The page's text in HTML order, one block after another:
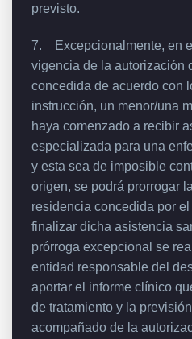
previsto.
7. Excepcionalmente, en
vigencia de la autorización
concedida de acuerdo con
instrucción, un menor/una
haya comenzado a recibir
especializada para una
y esta sea de imposible
origen, se podrá prorrogar
residencia concedida por
finalizar dicha asistencia
prórroga excepcional se
entidad responsable del
aportar el informe clínico
de tratamiento y la
acompañado de la